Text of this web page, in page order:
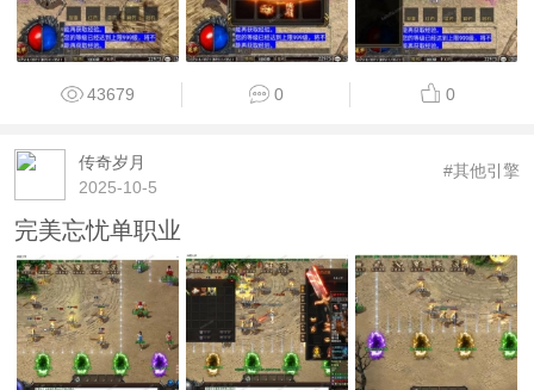
43679 0 0
传奇岁月
2025-10-5
#其他引擎
完美忘忧单职业